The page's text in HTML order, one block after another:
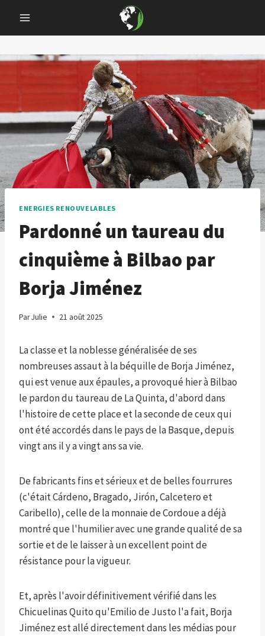
content
ENERGIES RENOUVELABLES
Pardonné un taureau du
cinquième à Bilbao par
Borja Jiménez
ParJulie 21 août 2025
La classe et la noblesse généralisée de ses
nombreuses assaut à la béquille de Borja Jiménez,
qui est venue aux épaules, a provoqué hier à Bilbao
le pardon du taureau de La Quinta, d'abord dans
l'histoire de cette place et la seconde de ceux qui
ont été accordés dans le pays de la Basque, depuis
vingt ans il y a vingt ans sa vie.
De fabricants fins et sérieux et de belles fourrures
(c'était Cárdeno, Bragado, Jirón, Calcetero et
Caribello), celle de la monnaie de Cordoue a déjà
montré que l'humilier avec une grande qualité de sa
sortie et de le laisser à un excellent point de
résistance pour la vigueur.
Et, après l'avoir définitivement vérifié dans les
Chicuelinas Quito qu'Emilio de Justo l'a fait, Borja
Jiménez est allé directement dans les médias pour